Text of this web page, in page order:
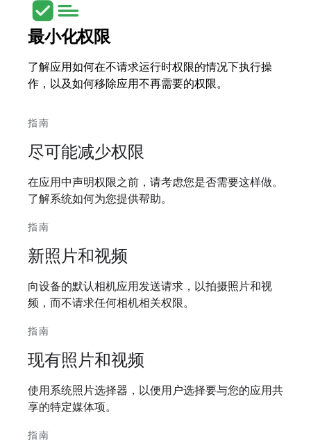
最小化权限
了解应用如何在不请求运行时权限的情况下执行操
作，以及如何移除应用不再需要的权限。
指南
尽可能减少权限
在应用中声明权限之前，请考虑您是否需要这样做。
了解系统如何为您提供帮助。
指南
新照片和视频
向设备的默认相机应用发送请求，以拍摄照片和视
频，而不请求任何相机相关权限。
指南
现有照片和视频
使用系统照片选择器，以便用户选择要与您的应用共
享的特定媒体项。
指南